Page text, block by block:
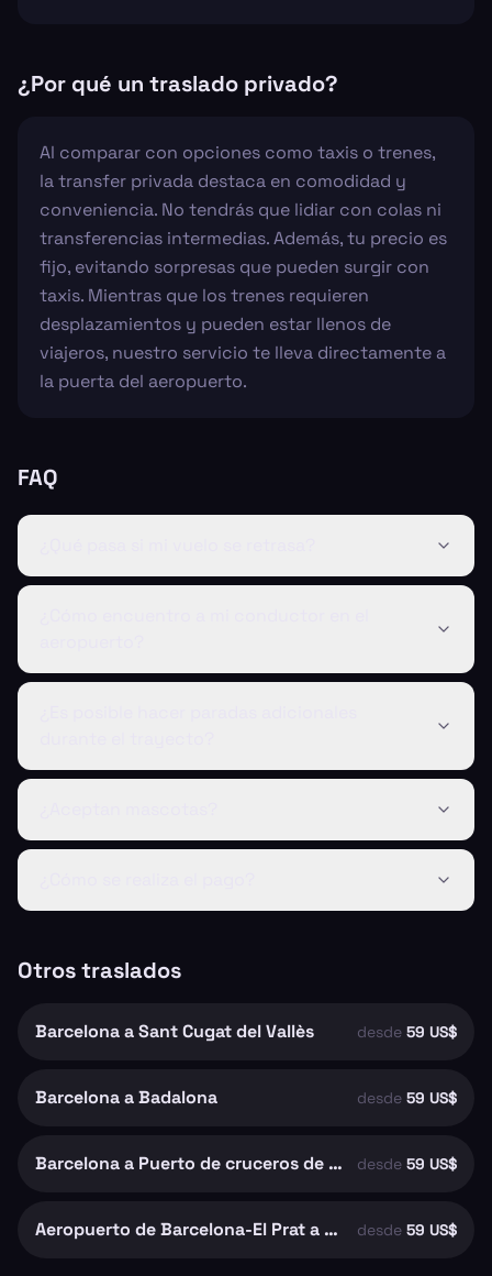
¿Por qué un traslado privado?
Al comparar con opciones como taxis o trenes,
la transfer privada destaca en comodidad y
conveniencia. No tendrás que lidiar con colas ni
transferencias intermedias. Además, tu precio es
fijo, evitando sorpresas que pueden surgir con
taxis. Mientras que los trenes requieren
desplazamientos y pueden estar llenos de
viajeros, nuestro servicio te lleva directamente a
la puerta del aeropuerto.
FAQ
Otros traslados
Barcelona a Sant Cugat del Vallès desde 59 US$
Barcelona a Badalona desde 59 US$
Barcelona a Puerto de cruceros de Barcelona desde 59 US$
Aeropuerto de Barcelona-El Prat a Barcelona desde 59 US$